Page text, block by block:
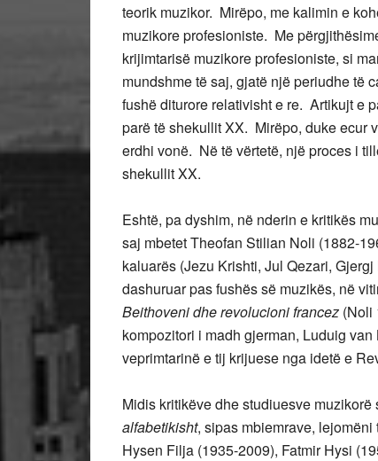
teorik muzikor. Mirëpo, me kalimin e
muzikore profesioniste. Me
krijimtarisë muzikore profesioniste, si
mundshme të saj, gjatë një periudhe të
fushë diturore relativisht e re. Artikujt e
parë të shekullit XX. Mirëpo, duke ecur
erdhi vonë. Në të vërtetë, një proces i
shekullit XX.
Eshtë, pa dyshim, në nderin e kritikës
saj mbetet Theofan Stilian Noli (1882-
kaluarës (Jezu Krishti, Jul Qezari,
dashuruar pas fushës së muzikës, në
Beithoveni dhe revolucioni francez (Noli
kompozitori i madh gjerman, Luduig
veprimtarinë e tij krijuese nga idetë e
Midis kritikëve dhe studiuesve
alfabetikisht, sipas mbiemrave,
Hysen Filja (1935-2009), Fatmir Hysi